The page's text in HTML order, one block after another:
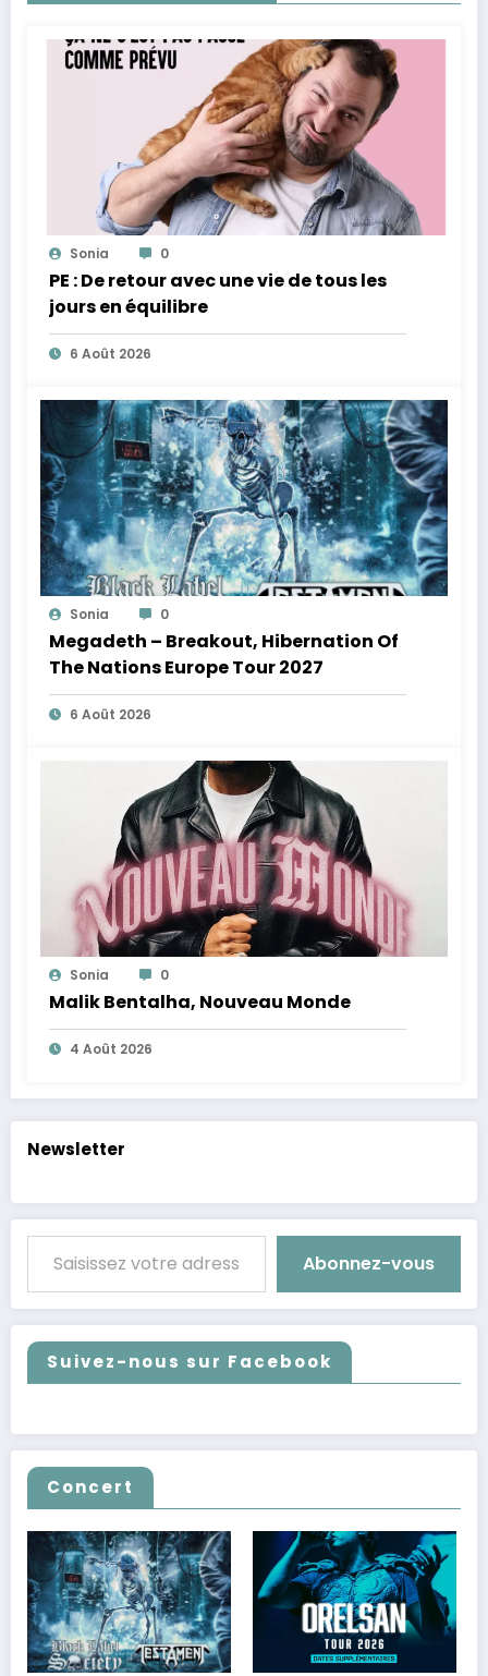
Sonia 0
PE : De retour avec une vie de tous les
jours en équilibre
6 Août 2026
Sonia 0
Megadeth – Breakout, Hibernation Of
The Nations Europe Tour 2027
6 Août 2026
Sonia 0
Malik Bentalha, Nouveau Monde
4 Août 2026
Newsletter
Saisissez votre adresse e-mail…
Abonnez-vous
Suivez-nous sur Facebook
Concert